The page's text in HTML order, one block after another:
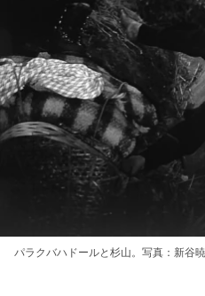
パラクバハドールと杉山。写真：新谷